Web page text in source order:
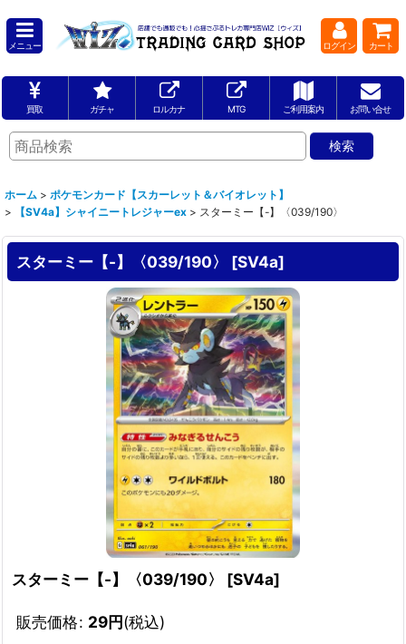
メニュー ログイン カート
買取 ガチャ ロルカナ MTG ご利用案内 お問い合せ
ホーム > ポケモンカード【スカーレット＆バイオレット】
>
【SV4a】シャイニートレジャーex > スターミー【-】〈039/190〉
スターミー【-】〈039/190〉 [SV4a]
スターミー【-】〈039/190〉 [SV4a]
販売価格: 29円(税込)